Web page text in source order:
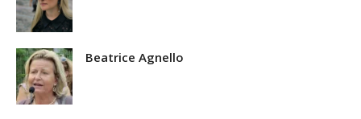
Beatrice Agnello